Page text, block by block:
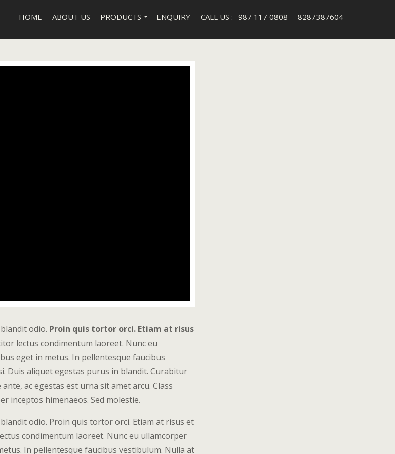
HOME ABOUT US PRODUCTS ENQUIRY CALL US :- 987 117 0808 8287387604
odio. Proin quis tortor orci. Etiam at risus
lectus condimentum laoreet. Nunc eu
eget in metus. In pellentesque faucibus
Duis aliquet egestas purus in blandit. Curabitur
ac egestas est urna sit amet arcu. Class
inceptos himenaeos. Sed molestie.
odio. Proin quis tortor orci. Etiam at risus et
condimentum laoreet. Nunc eu ullamcorper
In pellentesque faucibus vestibulum. Nulla at